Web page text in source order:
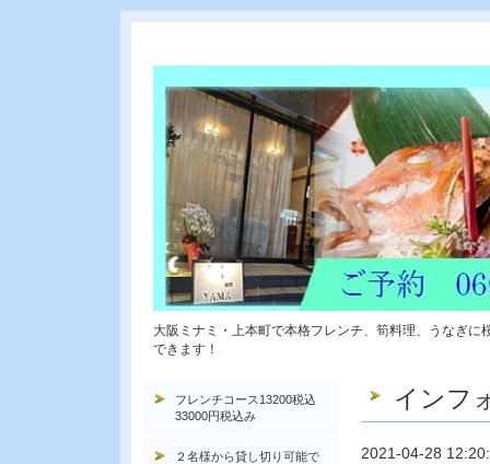
大阪ミナミ・上本町で本格フレンチ、筍料理、うなぎ
できます！
インフ
2021-04-28
フレンチコース13200税込
33000円税込み
２名様から貸し切り可能で